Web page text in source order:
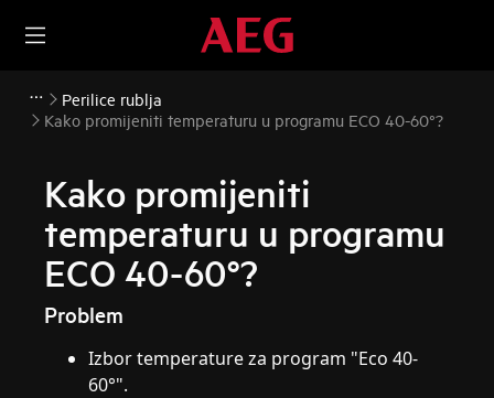
Perilice rublja
Kako promijeniti temperaturu u programu ECO 40-60°?
Kako promijeniti
temperaturu u programu
ECO 40-60°?
Problem
Izbor temperature za program "Eco 40-
60°".